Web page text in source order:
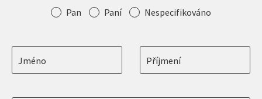
Oslovení Pan Paní Nespecifikováno
Jméno Příjmení